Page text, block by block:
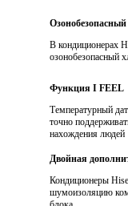
Озонобезопасный
В кондиционерах
озонобезопасный
Функция I FEEL
Температурный
точно
нахождения людей
Двойная
Кондиционеры
шумоизоляцию